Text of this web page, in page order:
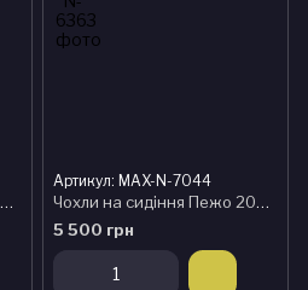
Чохли на сидіння Пежо 206 (Peugeot 206) модельні MAX-N з екошкіри Чорно-білий
Артикул: MAX-N-7044
Чохли на сидіння Пежо 206 (Peugeot 206) модельні MAX-N з екошкіри Чорно-бежевий
5 500 грн